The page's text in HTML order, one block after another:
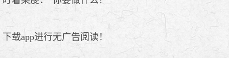
下载app进行无广告阅读！